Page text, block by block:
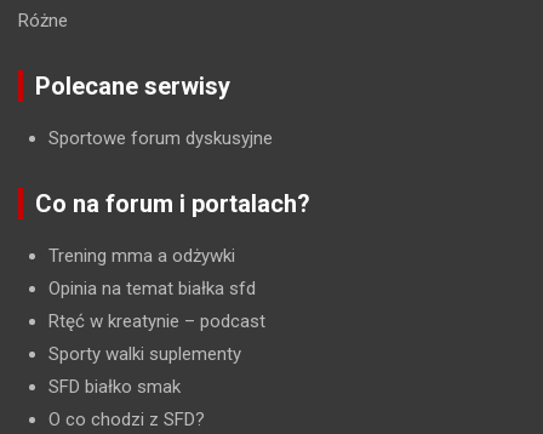
Różne
Polecane serwisy
Sportowe forum dyskusyjne
Co na forum i portalach?
Trening mma a odżywki
Opinia na temat białka sfd
Rtęć w kreatynie – podcast
Sporty walki suplementy
SFD białko smak
O co chodzi z SFD?